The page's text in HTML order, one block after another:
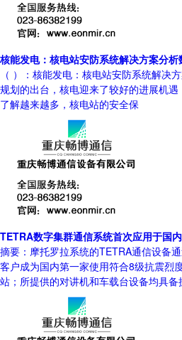
核能发电：核电站安防系统解决方案分
（ ）：核能发电：核电站安防系统解决
规划的出台，核电迎来了较好的进展机
了解越来越多，核电站的安全保
TETRA数字集群通信系统首次应用于国
摘要：摩托罗拉系统的TETRA通信设备
客户成为国内第一家使用符合8级抗震烈
站；所提供的对讲机和车载台设备均具备